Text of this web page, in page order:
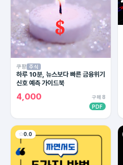
쿠팡 주식
하루 10분, 뉴스보다 빠른 금융위기
신호 예측 가이드북
4,000
구매 8
PDF
0.0